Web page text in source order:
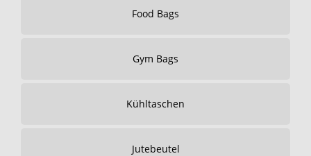
Food Bags
Gym Bags
Kühltaschen
Jutebeutel